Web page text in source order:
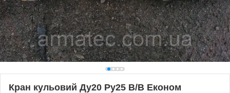
Кран кульовий Ду20 Ру25 В/В Економ